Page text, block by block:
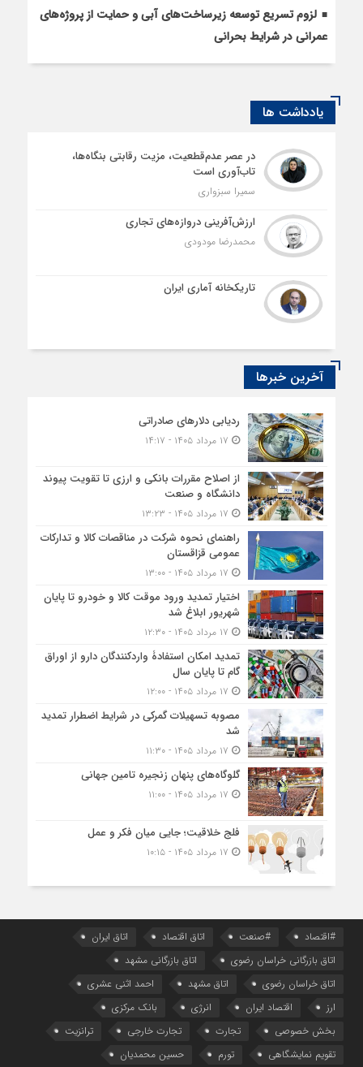
لزوم تسریع توسعه زیرساخت‌های آبی و حمایت از پروژه‌های
عمرانی در شرایط بحرانی
یادداشت ها
در عصر عدم‌قطعیت، مزیت رقابتی بنگاه‌ها،
تاب‌آوری است
سمیرا سبزواری
ارزش‌آفرینی دروازه‌های تجاری
محمدرضا مودودی
تاریکخانه آماری ایران
آخرین خبرها
ردیابی دلارهای صادراتی
از اصلاح مقررات بانکی و ارزی تا تقویت پیوند
دانشگاه و صنعت
راهنمای نحوه شرکت در مناقصات کالا و تدارکات
عمومی قزاقستان
اختیار تمدید ورود موقت کالا و خودرو تا پایان
شهریور ابلاغ شد
تمدید امکان استفادۀ واردکنندگان دارو از اوراق
گام تا پایان سال
مصوبه تسهیلات گمرکی در شرایط اضطرار تمدید
شد
گلوگاه‌های پنهان زنجیره تامین جهانی
فلج خلاقیت؛ جایی میان فکر و عمل
#اقتصاد #صنعت اتاق اقتصاد
اتاق ایران
اتاق بازرگانی خراسان رضوی
اتاق بازرگانی مشهد
اتاق خراسان رضوی
اتاق مشهد
احمد اثنی عشری
ارز
اقتصاد ایران انرژی
بانک مرکزی
بخش خصوصی
تجارت تجارت خارجی
ترانزیت
تقویم نمایشگاهی
تورم حسین محمدیان